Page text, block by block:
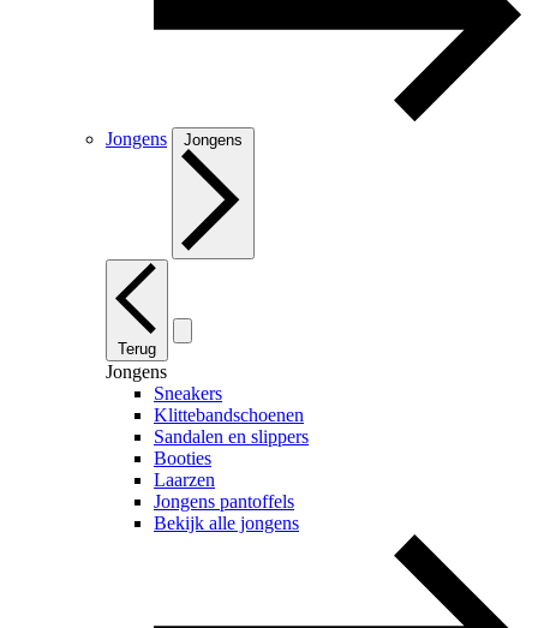
Jongens Jongens
Terug
Jongens
Sneakers
Klittebandschoenen
Sandalen en slippers
Booties
Laarzen
Jongens pantoffels
Bekijk alle jongens